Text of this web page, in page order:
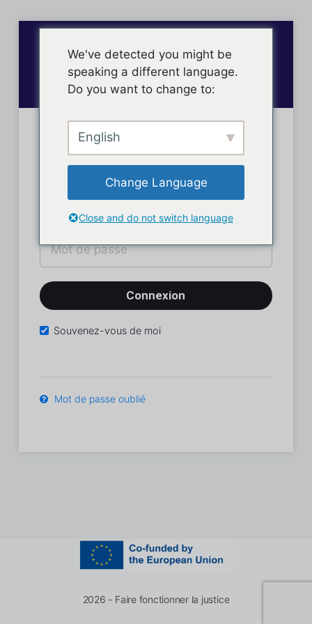
Connexion des membres
Souvenez-vous de moi
Mot de passe oublié
2026 - Faire fonctionner la justice
We've detected you might be
speaking a different language.
Do you want to change to:
English
Change Language
Close and do not switch language